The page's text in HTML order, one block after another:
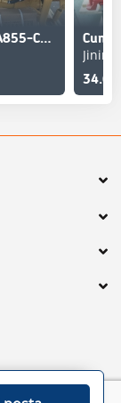
Cummins NTA855-C360S10
Jining